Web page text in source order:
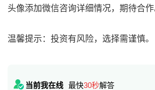
头像添加微信咨询详细情况，期待合作
温馨提示：投资有风险，选择需谨慎。
当前我在线 最快30秒解答